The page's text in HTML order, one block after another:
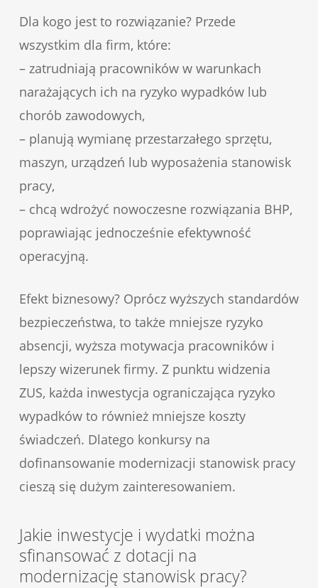
Dla kogo jest to rozwiązanie? Przede
wszystkim dla firm, które:
– zatrudniają pracowników w warunkach
narażających ich na ryzyko wypadków lub
chorób zawodowych,
– planują wymianę przestarzałego sprzętu,
maszyn, urządzeń lub wyposażenia stanowisk
pracy,
– chcą wdrożyć nowoczesne rozwiązania BHP,
poprawiając jednocześnie efektywność
operacyjną.
Efekt biznesowy? Oprócz wyższych standardów
bezpieczeństwa, to także mniejsze ryzyko
absencji, wyższa motywacja pracowników i
lepszy wizerunek firmy. Z punktu widzenia
ZUS, każda inwestycja ograniczająca ryzyko
wypadków to również mniejsze koszty
świadczeń. Dlatego konkursy na
dofinansowanie modernizacji stanowisk pracy
cieszą się dużym zainteresowaniem.
Jakie inwestycje i wydatki można
sfinansować z dotacji na
modernizację stanowisk pracy?